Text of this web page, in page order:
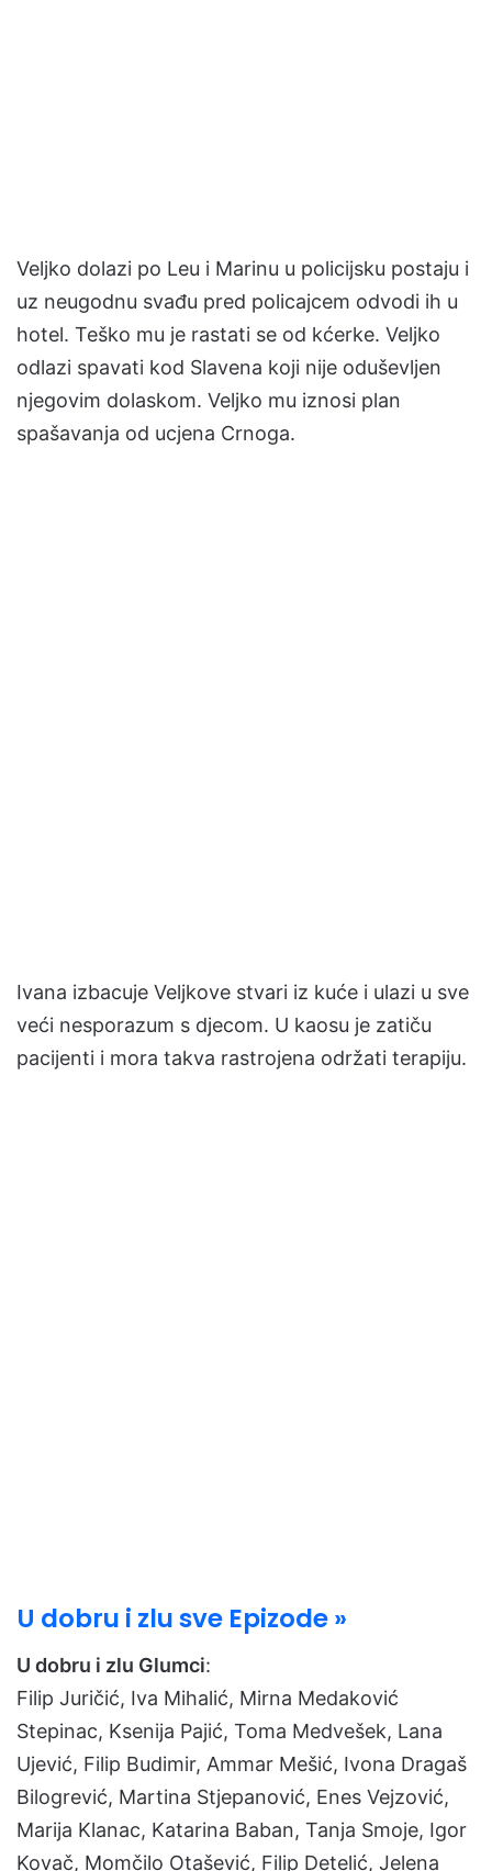
Veljko dolazi po Leu i Marinu u policijsku postaju i
uz neugodnu svađu pred policajcem odvodi ih u
hotel. Teško mu je rastati se od kćerke. Veljko
odlazi spavati kod Slavena koji nije oduševljen
njegovim dolaskom. Veljko mu iznosi plan
spašavanja od ucjena Crnoga.
Ivana izbacuje Veljkove stvari iz kuće i ulazi u sve
veći nesporazum s djecom. U kaosu je zatiču
pacijenti i mora takva rastrojena održati terapiju.
U dobru i zlu sve Epizode »
U dobru i zlu Glumci:
Filip Juričić, Iva Mihalić, Mirna Medaković
Stepinac, Ksenija Pajić, Toma Medvešek, Lana
Ujević, Filip Budimir, Ammar Mešić, Ivona Dragaš
Bilogrević, Martina Stjepanović, Enes Vejzović,
Marija Klanac, Katarina Baban, Tanja Smoje, Igor
Kovač, Momčilo Otašević, Filip Detelić, Jelena